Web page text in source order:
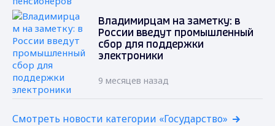
Владимирцам на заметку: в
России введут промышленный
сбор для поддержки
электроники
9 месяцев назад
Смотреть новости категории «Государство»